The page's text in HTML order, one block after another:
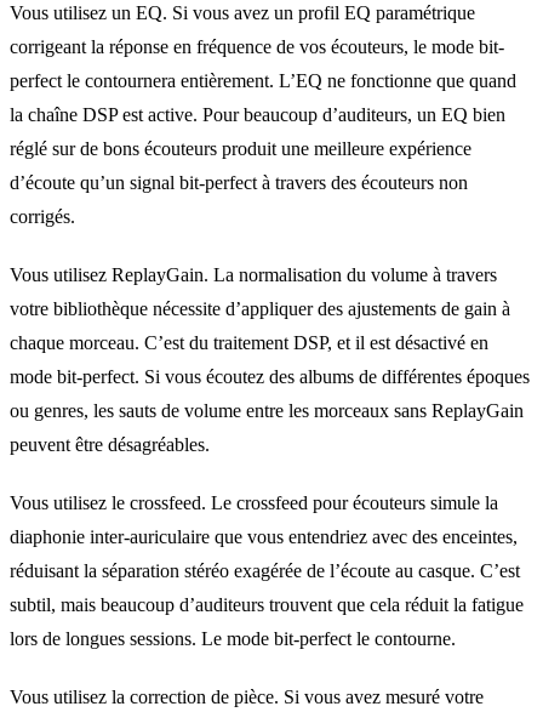
Vous utilisez un EQ. Si vous avez un profil EQ paramétrique
corrigeant la réponse en fréquence de vos écouteurs, le mode bit-
perfect le contournera entièrement. L’EQ ne fonctionne que quand
la chaîne DSP est active. Pour beaucoup d’auditeurs, un EQ bien
réglé sur de bons écouteurs produit une meilleure expérience
d’écoute qu’un signal bit-perfect à travers des écouteurs non
corrigés.
Vous utilisez ReplayGain. La normalisation du volume à travers
votre bibliothèque nécessite d’appliquer des ajustements de gain à
chaque morceau. C’est du traitement DSP, et il est désactivé en
mode bit-perfect. Si vous écoutez des albums de différentes époques
ou genres, les sauts de volume entre les morceaux sans ReplayGain
peuvent être désagréables.
Vous utilisez le crossfeed. Le crossfeed pour écouteurs simule la
diaphonie inter-auriculaire que vous entendriez avec des enceintes,
réduisant la séparation stéréo exagérée de l’écoute au casque. C’est
subtil, mais beaucoup d’auditeurs trouvent que cela réduit la fatigue
lors de longues sessions. Le mode bit-perfect le contourne.
Vous utilisez la correction de pièce. Si vous avez mesuré votre